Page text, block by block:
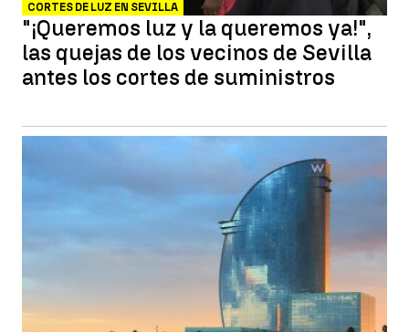
CORTES DE LUZ EN SEVILLA
"¡Queremos luz y la queremos ya!",
las quejas de los vecinos de Sevilla
antes los cortes de suministros